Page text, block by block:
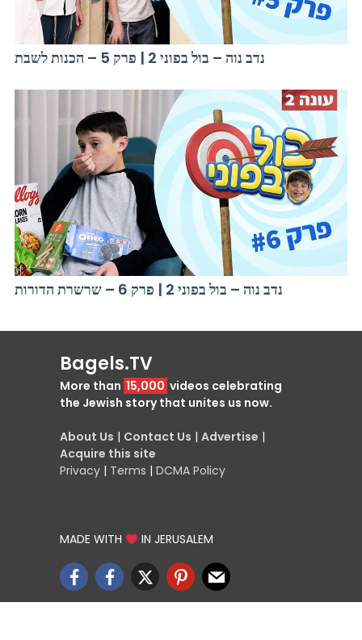
נדב נוה – בול בפוני 2 | פרק 5 – הכנות לשבת
נדב נוה – בול בפוני 2 | פרק 6 – שרשרת הדורות
Bagels.TV
More than 15,000 videos celebrating
the Jewish story that unites us now.
About Us | Contact Us | Advertise |
Acquire this site
Privacy | Terms | DCMA Policy
MADE WITH IN JERUSALEM